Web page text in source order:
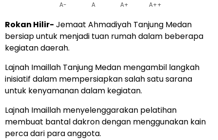
A- A A+ A++
Rokan Hilir- Jemaat Ahmadiyah Tanjung Medan
bersiap untuk menjadi tuan rumah dalam beberapa
kegiatan daerah.
Lajnah Imaillah Tanjung Medan mengambil langkah
inisiatif dalam mempersiapkan salah satu sarana
untuk kenyamanan dalam kegiatan.
Lajnah Imaillah menyelenggarakan pelatihan
membuat bantal dakron dengan menggunakan kain
perca dari para anggota.